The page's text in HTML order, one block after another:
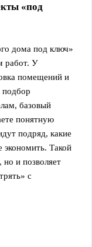
«под
дома под ключ»
работ. У
помещений и
базовый
понятную
подряд, какие
Такой
и позволяет
с